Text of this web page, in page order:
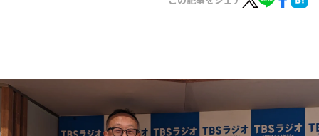
イベント・グッズ
会社情報